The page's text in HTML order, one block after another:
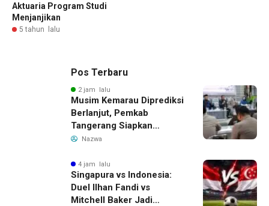
Aktuaria Program Studi
Menjanjikan
5 tahun lalu
Pos Terbaru
2 jam lalu
Musim Kemarau Diprediksi
Berlanjut, Pemkab
Tangerang Siapkan
Langkah Antisipasi Krisis
Nazwa
4 jam lalu
Singapura vs Indonesia:
Duel Ilhan Fandi vs
Mitchell Baker Jadi